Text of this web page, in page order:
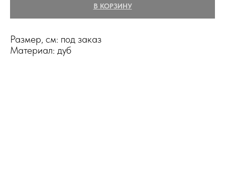
В КОРЗИНУ
Размер, см: под заказ
Материал: дуб